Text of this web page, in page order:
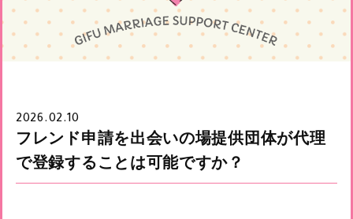
2026.02.10
フレンド申請を出会いの場提供団体が代理
で登録することは可能ですか？